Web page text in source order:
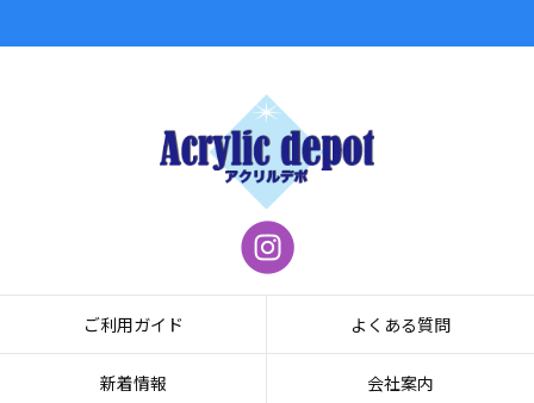
ご利用ガイド よくある質問
新着情報 会社案内